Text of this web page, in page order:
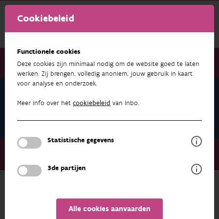
Cookiebeleid
Functionele cookies
Deze cookies zijn minimaal nodig om de website goed te laten
werken. Zij brengen, volledig anoniem, jouw gebruik in kaart
voor analyse en onderzoek.
Meer info over het cookiebeleid van Inbo.
Statistische gegevens
3de partijen
Alle cookies aanvaarden
Vlaamse Risicoatlas vogels / vleermuizen
- windturbines
Onderzoek & resultaten